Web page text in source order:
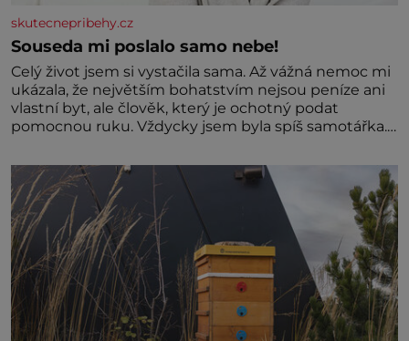
skutecnepribehy.cz
Souseda mi poslalo samo nebe!
Celý život jsem si vystačila sama. Až vážná nemoc mi
ukázala, že největším bohatstvím nejsou peníze ani
vlastní byt, ale člověk, který je ochotný podat
pomocnou ruku. Vždycky jsem byla spíš samotářka.
ani partnera. Stačily mi knihy, práce a hlavně klid.
Hned po studiích jsem odešla z rodného města,